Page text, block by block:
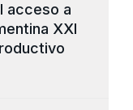
acceso a
XXI